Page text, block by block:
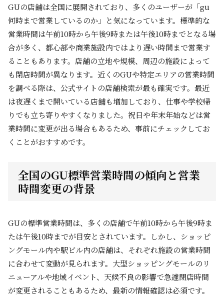
GUの店舗は全国に展開されており、多くのユーザーが「gu
何時まで営業しているのか」と気になっています。標準的な
営業時間は午前10時から午後9時または午後10時までとなる場
合が多く、都心部や商業施設内ではより遅い時間まで営業す
ることもあります。店舗の立地や規模、周辺の施設によって
も閉店時間が異なります。近くのGUや特定エリアの営業時間
を調べる際は、公式サイトの店舗検索が最も確実です。最近
は夜遅くまで開いている店舗も増加しており、仕事や学校帰
りでも立ち寄りやすくなりました。祝日や年末年始などは営
業時間に変更が出る場合もあるため、事前にチェックしてお
くことがおすすめです。
全国のGU標準営業時間の傾向と営業
時間変更の背景
GUの標準営業時間は、多くの店舗で午前10時から午後9時ま
たは午後10時までが目安とされています。しかし、ショッピ
ングモール内や駅ビル内の店舗は、それぞれ施設の営業時間
に合わせて変動が見られます。大型ショッピングモールのリ
ニューアルや地域イベント、天候不良の影響で急遽閉店時間
が変更されることもあるため、最新の情報確認は必須です。